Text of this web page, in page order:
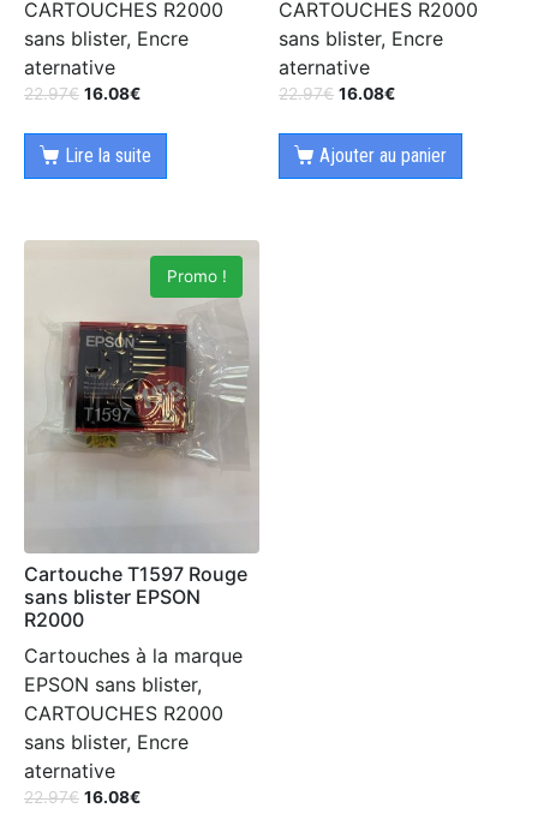
CARTOUCHES R2000
sans blister, Encre
aternative
22.97€ 16.08€
Lire la suite
CARTOUCHES R2000
sans blister, Encre
aternative
22.97€ 16.08€
Ajouter au panier
Promo !
Cartouche T1597 Rouge
sans blister EPSON
R2000
Cartouches à la marque
EPSON sans blister,
CARTOUCHES R2000
sans blister, Encre
aternative
22.97€ 16.08€